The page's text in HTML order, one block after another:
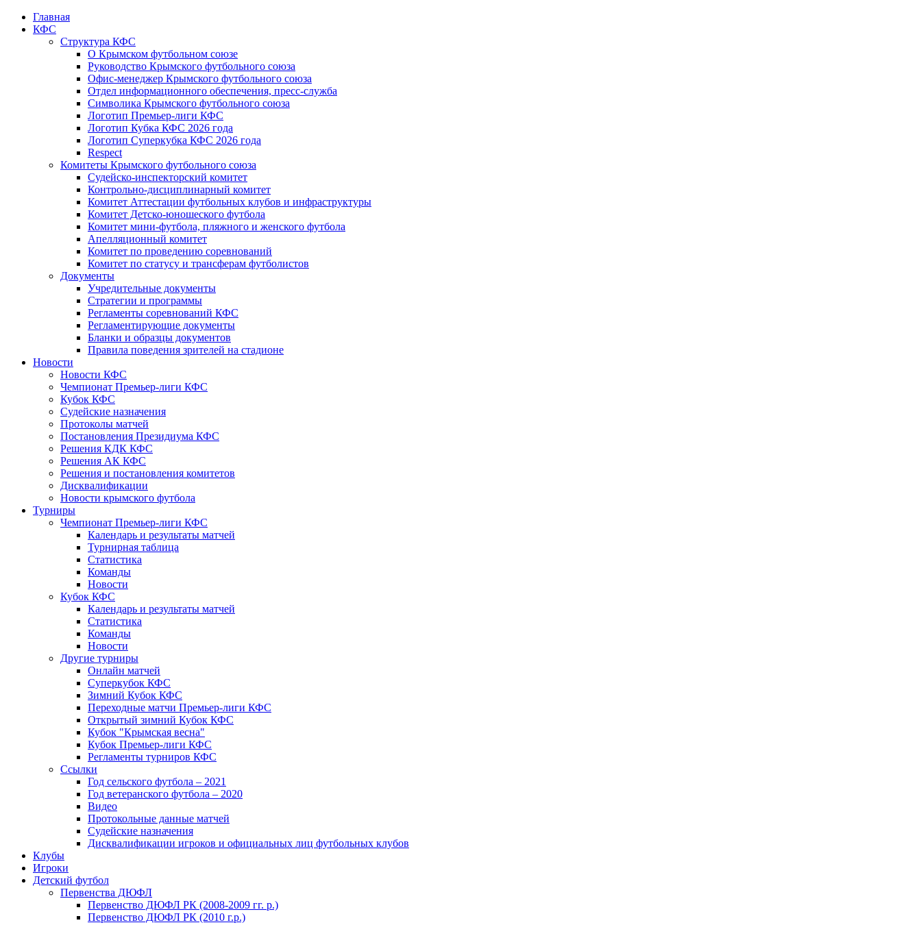
Главная
КФС
Структура КФС
О Крымском футбольном союзе
Руководство Крымского футбольного союза
Офис-менеджер Крымского футбольного союза
Отдел информационного обеспечения, пресс-служба
Символика Крымского футбольного союза
Логотип Премьер-лиги КФС
Логотип Кубка КФС 2026 года
Логотип Суперкубка КФС 2026 года
Respect
Комитеты Крымского футбольного союза
Судейско-инспекторский комитет
Контрольно-дисциплинарный комитет
Комитет Аттестации футбольных клубов и инфраструктуры
Комитет Детско-юношеского футбола
Комитет мини-футбола, пляжного и женского футбола
Апелляционный комитет
Комитет по проведению соревнований
Комитет по статусу и трансферам футболистов
Документы
Учредительные документы
Стратегии и программы
Регламенты соревнований КФС
Регламентирующие документы
Бланки и образцы документов
Правила поведения зрителей на стадионе
Новости
Новости КФС
Чемпионат Премьер-лиги КФС
Кубок КФС
Судейские назначения
Протоколы матчей
Постановления Президиума КФС
Решения КДК КФС
Решения АК КФС
Решения и постановления комитетов
Дисквалификации
Новости крымского футбола
Турниры
Чемпионат Премьер-лиги КФС
Календарь и результаты матчей
Турнирная таблица
Статистика
Команды
Новости
Кубок КФС
Календарь и результаты матчей
Статистика
Команды
Новости
Другие турниры
Онлайн матчей
Суперкубок КФС
Зимний Кубок КФС
Переходные матчи Премьер-лиги КФС
Открытый зимний Кубок КФС
Кубок "Крымская весна"
Кубок Премьер-лиги КФС
Регламенты турниров КФС
Ссылки
Год сельского футбола – 2021
Год ветеранского футбола – 2020
Видео
Протокольные данные матчей
Судейские назначения
Дисквалификации игроков и официальных лиц футбольных клубов
Клубы
Игроки
Детский футбол
Первенства ДЮФЛ
Первенство ДЮФЛ РК (2008-2009 гг. р.)
Первенство ДЮФЛ РК (2010 г.р.)